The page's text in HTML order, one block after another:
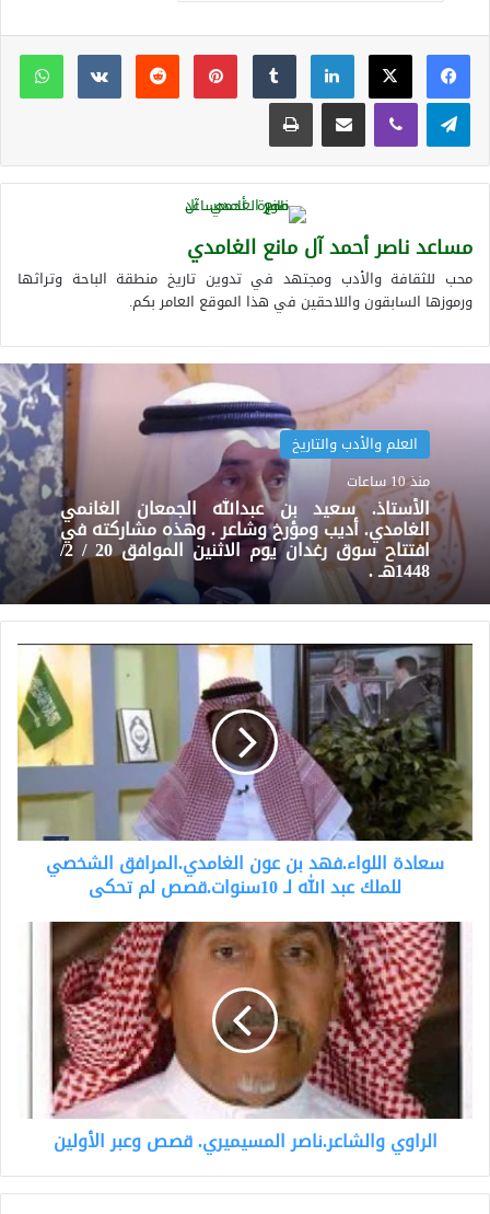
لينكدإن ‏Tumblr بينتيريست
‏Reddit
‏VKontakte
تيلقرام ڤايبر مشاركة عبر البريد طباعة
مساعد ناصر أحمد آل مانع الغامدي
محب للثقافة والأدب ومجتهد في تدوين تاريخ منطقة الباحة وتراثها
ورموزها السابقون واللاحقين في هذا الموقع العامر بكم.
العلم والأدب والتاريخ
منذ 10 ساعات
الأستاذ. سعيد بن عبدالله الجمعان الغانمي
الغامدي. أديب ومؤرخ وشاعر . وهذه مشاركته في
افتتاح سوق رغدان يوم الاثنين الموافق 20 / 2/
1448هـ .
سعادة
اللواء.فهد
الغامدي.المرافق
الشخصي
للملك
عبد
الله
10سنوات.قصص
تحكى
سعادة اللواء.فهد بن عون الغامدي.المرافق الشخصي
للملك عبد الله لـ 10سنوات.قصص لم تحكى
الراوي
والشاعر.ناصر
المسيميري.
قصص
الأولين
الراوي والشاعر.ناصر المسيميري. قصص وعبر الأولين